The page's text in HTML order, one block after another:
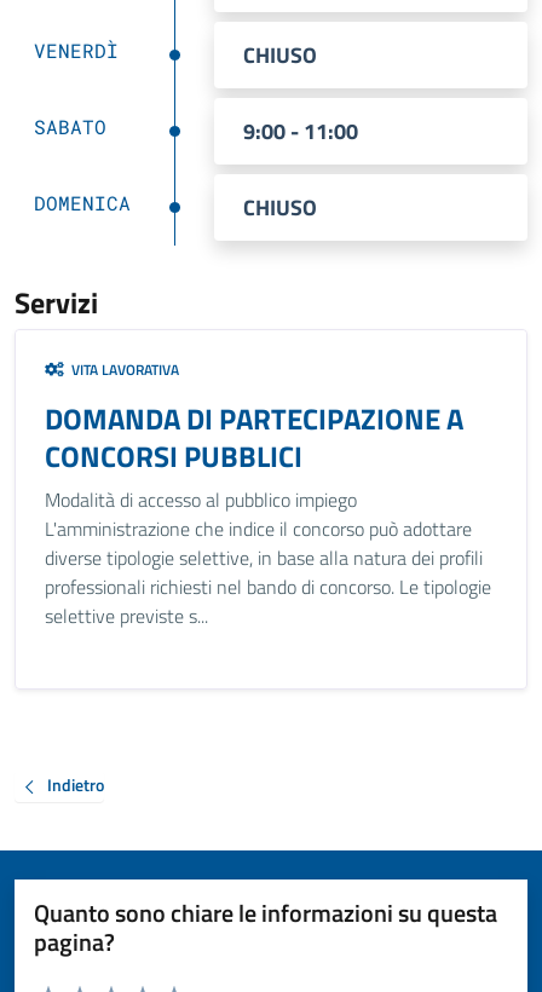
VENERDÌ CHIUSO
SABATO 9:00 - 11:00
DOMENICA CHIUSO
Servizi
VITA LAVORATIVA
DOMANDA DI PARTECIPAZIONE A
CONCORSI PUBBLICI
Modalità di accesso al pubblico impiego
L'amministrazione che indice il concorso può adottare
diverse tipologie selettive, in base alla natura dei profili
professionali richiesti nel bando di concorso. Le tipologie
selettive previste s...
Indietro
Quanto sono chiare le informazioni su questa
pagina?